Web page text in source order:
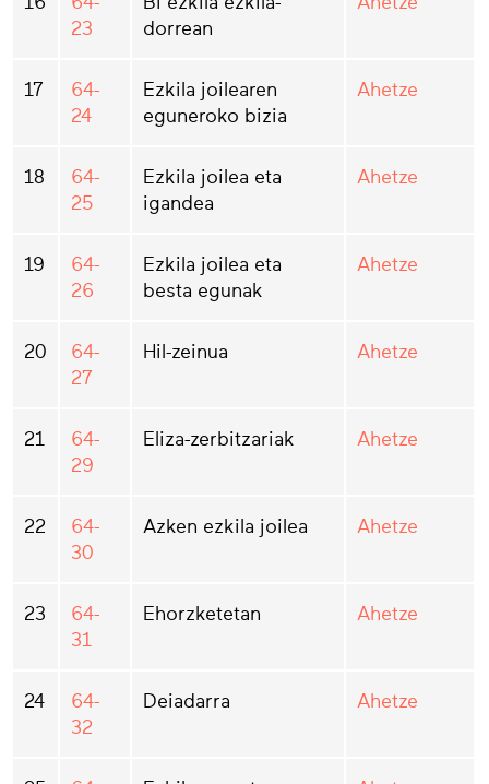
23
dorrean
17
64-
24
Ezkila joilearen
eguneroko bizia
Ahetze
18
64-
25
Ezkila joilea eta
igandea
Ahetze
19
64-
26
Ezkila joilea eta
besta egunak
Ahetze
20
64-
27
Hil-zeinua Ahetze
21
64-
29
Eliza-zerbitzariak Ahetze
22
64-
30
Azken ezkila joilea Ahetze
23
64-
31
Ehorzketetan Ahetze
24
64-
32
Deiadarra Ahetze